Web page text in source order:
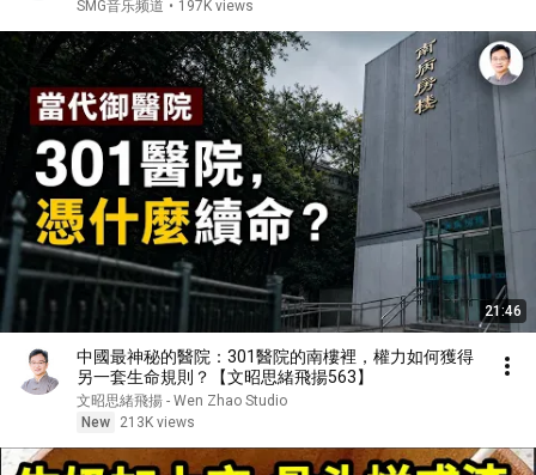
SMG音乐频道 • 197K views
21:46
中國最神秘的醫院：301醫院的南樓裡，權力如何獲得
另一套生命規則？【文昭思緒飛揚563】
文昭思緒飛揚 - Wen Zhao Studio
New
213K views